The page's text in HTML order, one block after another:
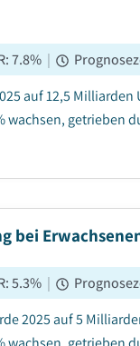
7.8% |
auf 12,5
wachsen, getrieben
bei
5.3% |
2025 auf 5